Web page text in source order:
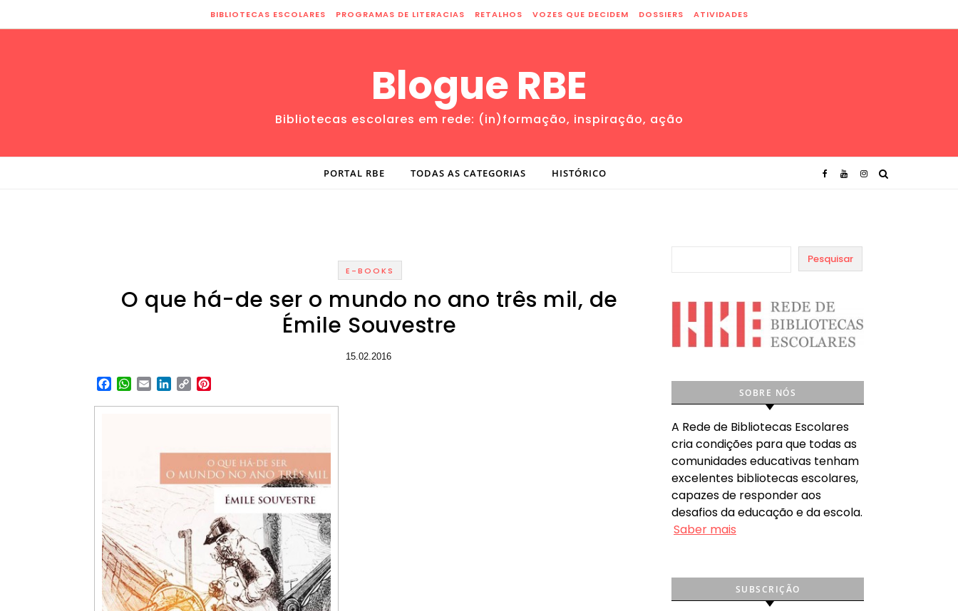
BIBLIOTECAS ESCOLARES PROGRAMAS DE LITERACIAS RETALHOS VOZES QUE DECIDEM DOSSIERS ATIVIDADES
Blogue RBE
Bibliotecas escolares em rede: (in)formação, inspiração, ação
PORTAL RBE TODAS AS CATEGORIAS HISTÓRICO
E-BOOKS
O que há-de ser o mundo no ano três mil, de
Émile Souvestre
15.02.2016
Facebook
WhatsApp
EmailLinkedIn
Copy
Pesquisar
SOBRE NÓS
A Rede de Bibliotecas Escolares
cria condições para que todas as
comunidades educativas tenham
excelentes bibliotecas escolares,
capazes de responder aos
desafios da educação e da escola.
Saber mais
SUBSCRIÇÃO